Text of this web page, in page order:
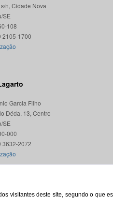
visitantes deste site, segundo o que
n, Cidade Nova
SE
108
Garcia Filho
Déda, 13, Centro
SE
000